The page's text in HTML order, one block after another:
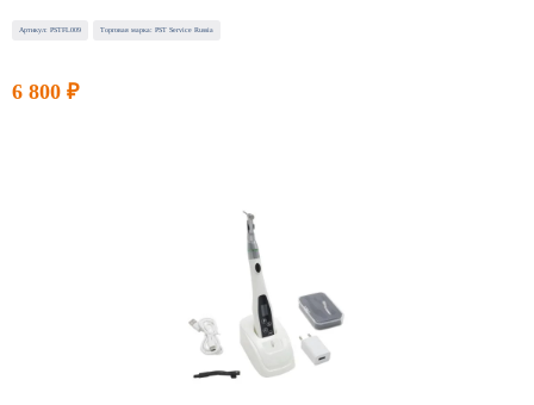
Артикул: PSTFL009 Торговая марка: PST Service Russia
6 800 ₽